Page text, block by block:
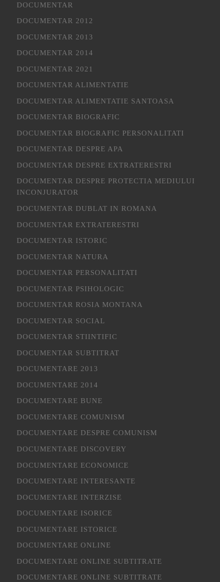
DOCUMENTAR
DOCUMENTAR 2012
DOCUMENTAR 2013
DOCUMENTAR 2014
DOCUMENTAR 2021
DOCUMENTAR ALIMENTATIE
DOCUMENTAR ALIMENTATIE SANTOASA
DOCUMENTAR BIOGRAFIC
DOCUMENTAR BIOGRAFIC PERSONALITATI
DOCUMENTAR DESPRE APA
DOCUMENTAR DESPRE EXTRATERESTRI
DOCUMENTAR DESPRE PROTECTIA MEDIULUI
INCONJURATOR
DOCUMENTAR DUBLAT IN ROMANA
DOCUMENTAR EXTRATERESTRI
DOCUMENTAR ISTORIC
DOCUMENTAR NATURA
DOCUMENTAR PERSONALITATI
DOCUMENTAR PSIHOLOGIC
DOCUMENTAR ROSIA MONTANA
DOCUMENTAR SOCIAL
DOCUMENTAR STIINTIFIC
DOCUMENTAR SUBTITRAT
DOCUMENTARE 2013
DOCUMENTARE 2014
DOCUMENTARE BUNE
DOCUMENTARE COMUNISM
DOCUMENTARE DESPRE COMUNISM
DOCUMENTARE DISCOVERY
DOCUMENTARE ECONOMICE
DOCUMENTARE INTERESANTE
DOCUMENTARE INTERZISE
DOCUMENTARE ISORICE
DOCUMENTARE ISTORICE
DOCUMENTARE ONLINE
DOCUMENTARE ONLINE SUBTITRATE
DOCUMENTARE ONLINE SUBTITRATE